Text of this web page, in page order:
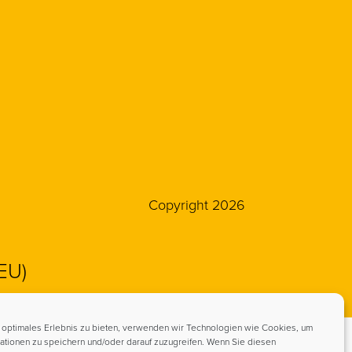
optimales Erlebnis zu bieten, verwenden wir Technologien wie Cookies, um
zu speichern und/oder darauf zuzugreifen. Wenn Sie diesen
Copyright 2026